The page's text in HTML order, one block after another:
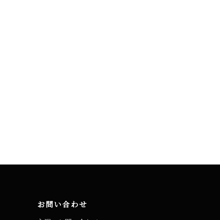
お問い合わせ